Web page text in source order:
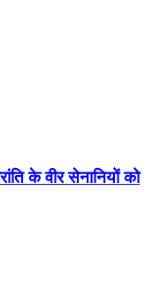
के वीर सेनानियों को